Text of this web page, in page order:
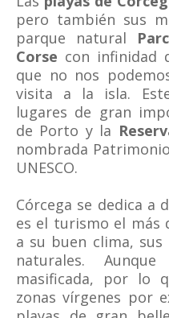
pero también sus
parque natural
Corse con infinidad
que no nos
visita a la isla.
lugares de gran
de Porto y la
nombrada
UNESCO.
Córcega se dedica a
es el turismo el más
a su buen clima,
naturales.
masificada, por lo
zonas vírgenes por